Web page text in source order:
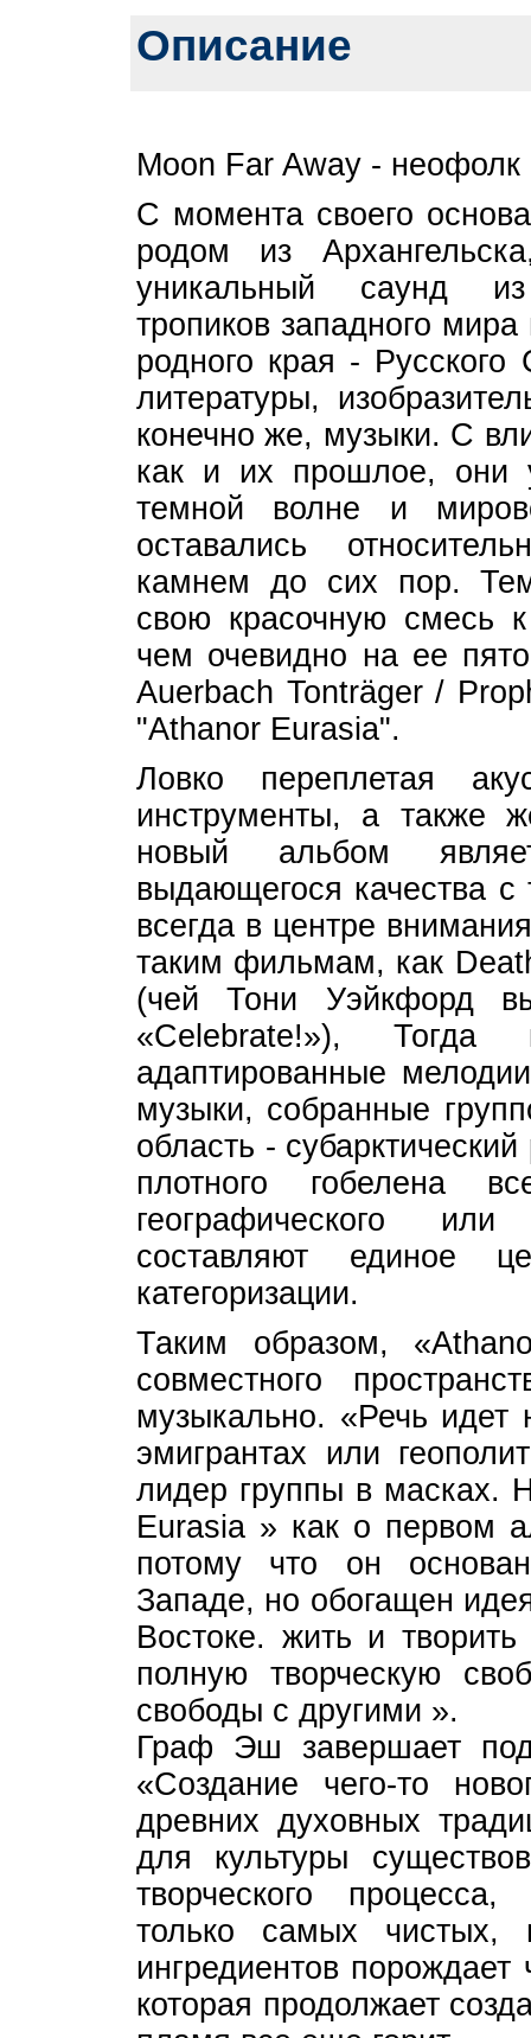
Описание
Moon Far Away -
С момента своего
родом из
уникальный саунд
тропиков западного
родного края -
литературы,
конечно же, музыки. С
как и их прошлое, они
темной волне и
оставались
камнем до сих пор.
свою красочную смесь
чем очевидно на ее
Auerbach Tonträger /
"Athanor Eurasia".
Ловко переплетая
инструменты, а также
новый альбом
выдающегося качества
всегда в центре
таким фильмам, как
(чей Тони Уэйкфорд
«Celebrate!»),
адаптированные
музыки, собранные
область -
плотного гобелена
географического или
составляют единое
категоризации.
Таким образом,
совместного
музыкально. «Речь идет
эмигрантах или
лидер группы в масках.
Eurasia » как о первом
потому что он
Западе, но обогащен
Востоке. жить и
полную творческую
свободы с другими ».
Граф Эш завершает
«Создание чего-то
древних духовных
для культуры
творческого
только самых чистых,
ингредиентов
которая продолжает